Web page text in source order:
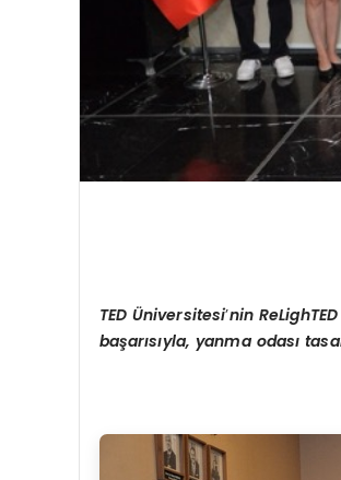
TED Üniversitesi’nin
başarısıyla, yanma odası